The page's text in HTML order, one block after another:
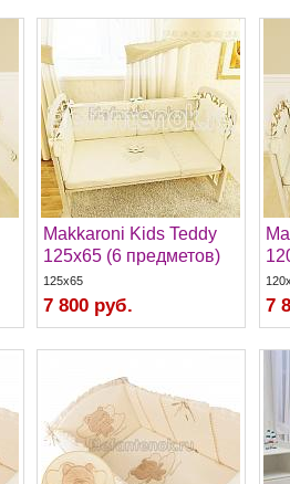
Makkaroni Kids Teddy
125х65 (6 предметов)
125x65
7 800 руб. 7